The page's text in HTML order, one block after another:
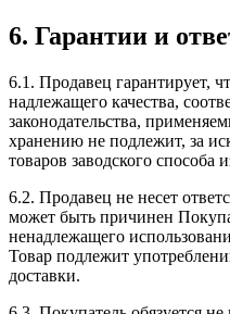
6. Гарантии и
6.1. Продавец гарантирует,
надлежащего качества,
законодательства,
хранению не подлежит, за
товаров заводского способа
6.2. Продавец не несет
может быть причинен
ненадлежащего
Товар подлежит
доставки.